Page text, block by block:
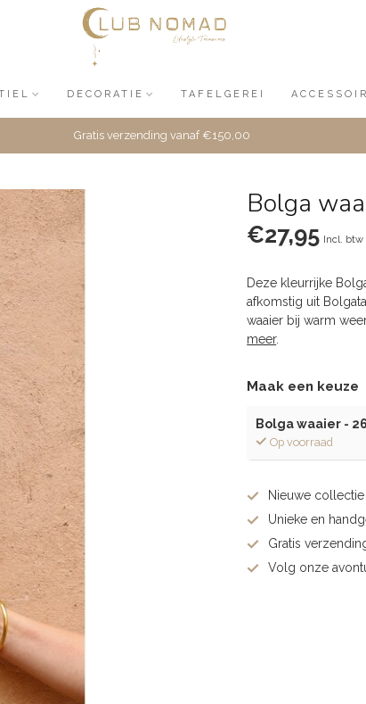
DECORATIE TAFELGEREI
Gratis verzending vanaf €150,00
Bolga
€27,95 Incl. btw
Deze kleurrijke
afkomstig uit
waaier bij warm
meer.
Maak een keuze
Bolga waaier - 26
Op voorraad
Nieuwe
Unieke en
Gratis
Volg onze